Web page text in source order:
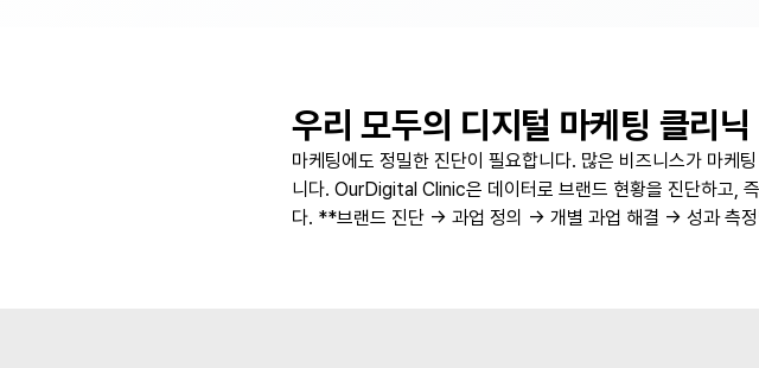
우리 모두의 디지털 마케팅 클리닉
마케팅에도 정밀한 진단이 필요합니다. 많은 비즈니스가 마케
니다. OurDigital Clinic은 데이터로 브랜드 현황을 진단하고,
다. **브랜드 진단 → 과업 정의 → 개별 과업 해결 → 성과 측정